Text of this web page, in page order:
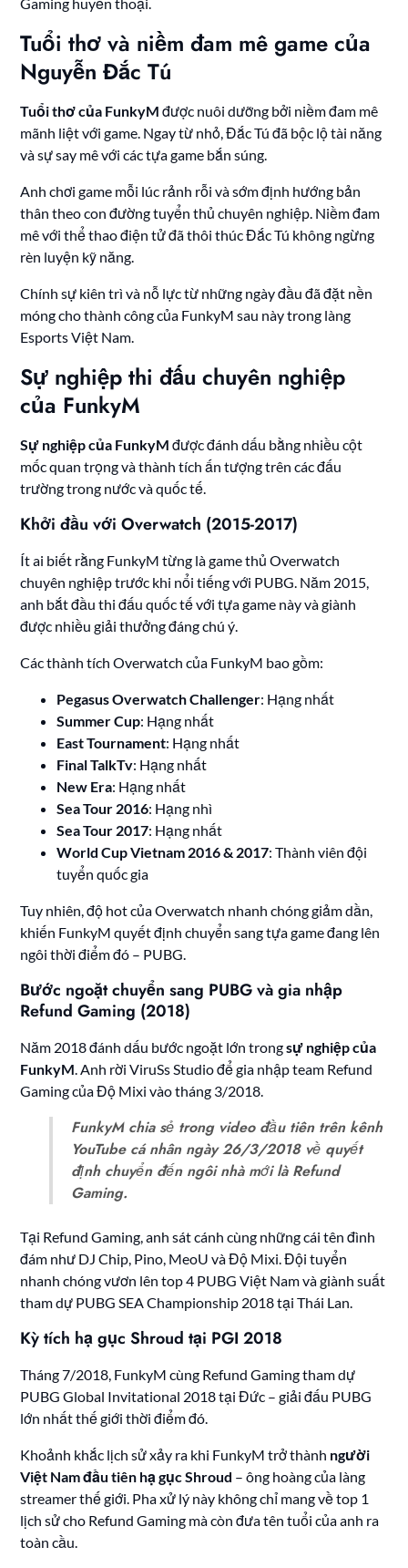
Tuổi thơ và niềm đam mê game của
Nguyễn Đắc Tú
Tuổi thơ của FunkyM được nuôi dưỡng bởi niềm đam mê
mãnh liệt với game. Ngay từ nhỏ, Đắc Tú đã bộc lộ tài năng
và sự say mê với các tựa game bắn súng.
Anh chơi game mỗi lúc rảnh rỗi và sớm định hướng bản
thân theo con đường tuyển thủ chuyên nghiệp. Niềm đam
mê với thể thao điện tử đã thôi thúc Đắc Tú không ngừng
rèn luyện kỹ năng.
Chính sự kiên trì và nỗ lực từ những ngày đầu đã đặt nền
móng cho thành công của FunkyM sau này trong làng
Esports Việt Nam.
Sự nghiệp thi đấu chuyên nghiệp
của FunkyM
Sự nghiệp của FunkyM được đánh dấu bằng nhiều cột
mốc quan trọng và thành tích ấn tượng trên các đấu
trường trong nước và quốc tế.
Khởi đầu với Overwatch (2015-2017)
Ít ai biết rằng FunkyM từng là game thủ Overwatch
chuyên nghiệp trước khi nổi tiếng với PUBG. Năm 2015,
anh bắt đầu thi đấu quốc tế với tựa game này và giành
được nhiều giải thưởng đáng chú ý.
Các thành tích Overwatch của FunkyM bao gồm:
Pegasus Overwatch Challenger: Hạng nhất
Summer Cup: Hạng nhất
East Tournament: Hạng nhất
Final TalkTv: Hạng nhất
New Era: Hạng nhất
Sea Tour 2016: Hạng nhì
Sea Tour 2017: Hạng nhất
World Cup Vietnam 2016 & 2017: Thành viên đội
tuyển quốc gia
Tuy nhiên, độ hot của Overwatch nhanh chóng giảm dần,
khiến FunkyM quyết định chuyển sang tựa game đang lên
ngôi thời điểm đó – PUBG.
Bước ngoặt chuyển sang PUBG và gia nhập
Refund Gaming (2018)
Năm 2018 đánh dấu bước ngoặt lớn trongsự nghiệp của
FunkyM. Anh rời ViruSs Studio để gia nhập team Refund
Gaming của Độ Mixi vào tháng 3/2018.
FunkyM chia sẻ trong video đầu tiên trên kênh
YouTube cá nhân ngày 26/3/2018 về quyết
định chuyển đến ngôi nhà mới là Refund
Gaming.
Tại Refund Gaming, anh sát cánh cùng những cái tên đình
đám như DJ Chip, Pino, MeoU và Độ Mixi. Đội tuyển
nhanh chóng vươn lên top 4 PUBG Việt Nam và giành suất
tham dự PUBG SEA Championship 2018 tại Thái Lan.
Kỳ tích hạ gục Shroud tại PGI 2018
Tháng 7/2018, FunkyM cùng Refund Gaming tham dự
PUBG Global Invitational 2018 tại Đức – giải đấu PUBG
lớn nhất thế giới thời điểm đó.
Khoảnh khắc lịch sử xảy ra khi FunkyM trở thành người
Việt Nam đầu tiên hạ gục Shroud – ông hoàng của làng
streamer thế giới. Pha xử lý này không chỉ mang về top 1
lịch sử cho Refund Gaming mà còn đưa tên tuổi của anh ra
toàn cầu.